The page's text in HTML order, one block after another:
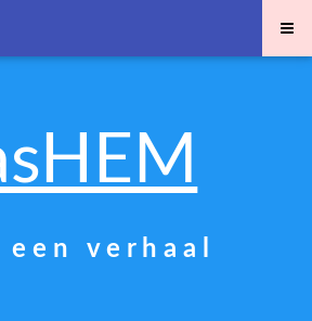
≡
e n v e r h a a l